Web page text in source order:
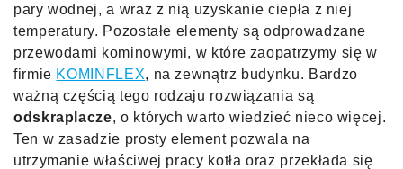
pary wodnej, a wraz z nią uzyskanie ciepła z niej
temperatury. Pozostałe elementy są odprowadzane
przewodami kominowymi, w które zaopatrzymy się w
firmie KOMINFLEX, na zewnątrz budynku. Bardzo
ważną częścią tego rodzaju rozwiązania są
odskraplacze, o których warto wiedzieć nieco więcej.
Ten w zasadzie prosty element pozwala na
utrzymanie właściwej pracy kotła oraz przekłada się